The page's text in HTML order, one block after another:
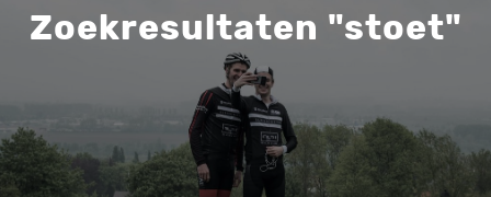
Zoekresultaten "stoet"